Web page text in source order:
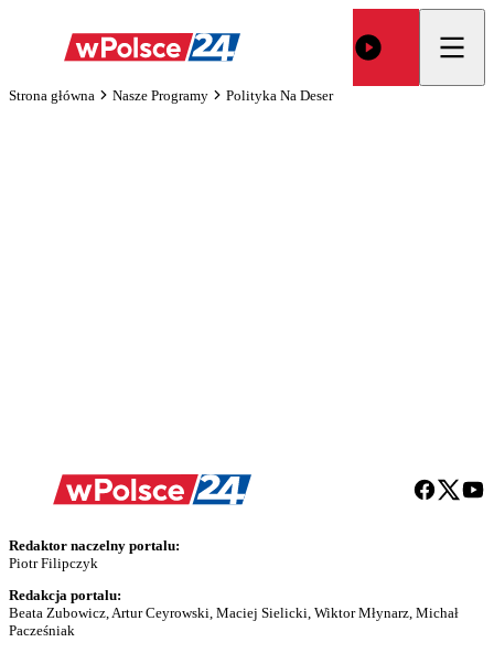
Strona główna Nasze Programy Polityka Na Deser
Redaktor naczelny portalu:
Piotr Filipczyk
Redakcja portalu:
Beata Zubowicz, Artur Ceyrowski, Maciej Sielicki, Wiktor Młynarz, Michał
Pacześniak